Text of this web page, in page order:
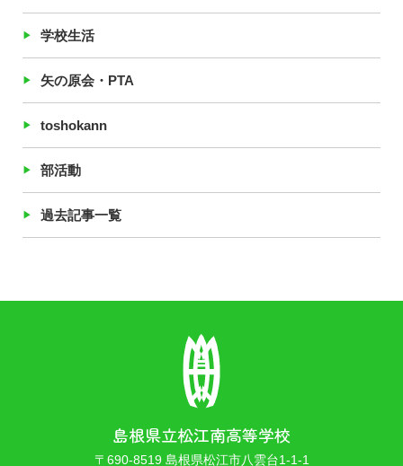
学校生活
矢の原会・PTA
toshokann
部活動
過去記事一覧
島根県立松江南高等学校
〒690-8519 島根県松江市八雲台1-1-1